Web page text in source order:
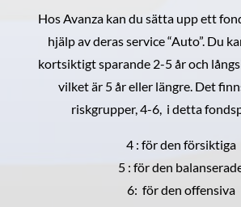
Hos Avanza kan du sätta upp ett
hjälp av deras service “Auto”. Du
kortsiktigt sparande 2-5 år och
vilket är 5 år eller längre. Det
riskgrupper, 4-6, i detta
4 : för den försiktiga
5 : för den
6: för den offensiva